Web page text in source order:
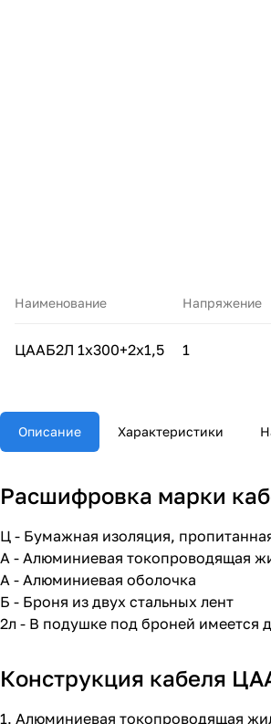
Наименование Напряжение
ЦААБ2Л 1х300+2х1,5 1
Описание Характеристики
Расшифровка марки
Ц - Бумажная изоляция,
А - Алюминиевая токопроводящая
А - Алюминиевая оболочка
Б - Броня из двух стальных лент
2л - В подушке под броней имеется
Конструкция кабеля
1. Алюминиевая токопроводящая